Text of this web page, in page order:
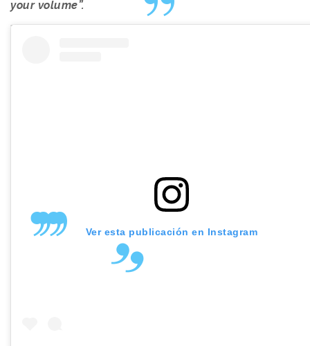
your volume”.
Ver esta publicación en Instagram